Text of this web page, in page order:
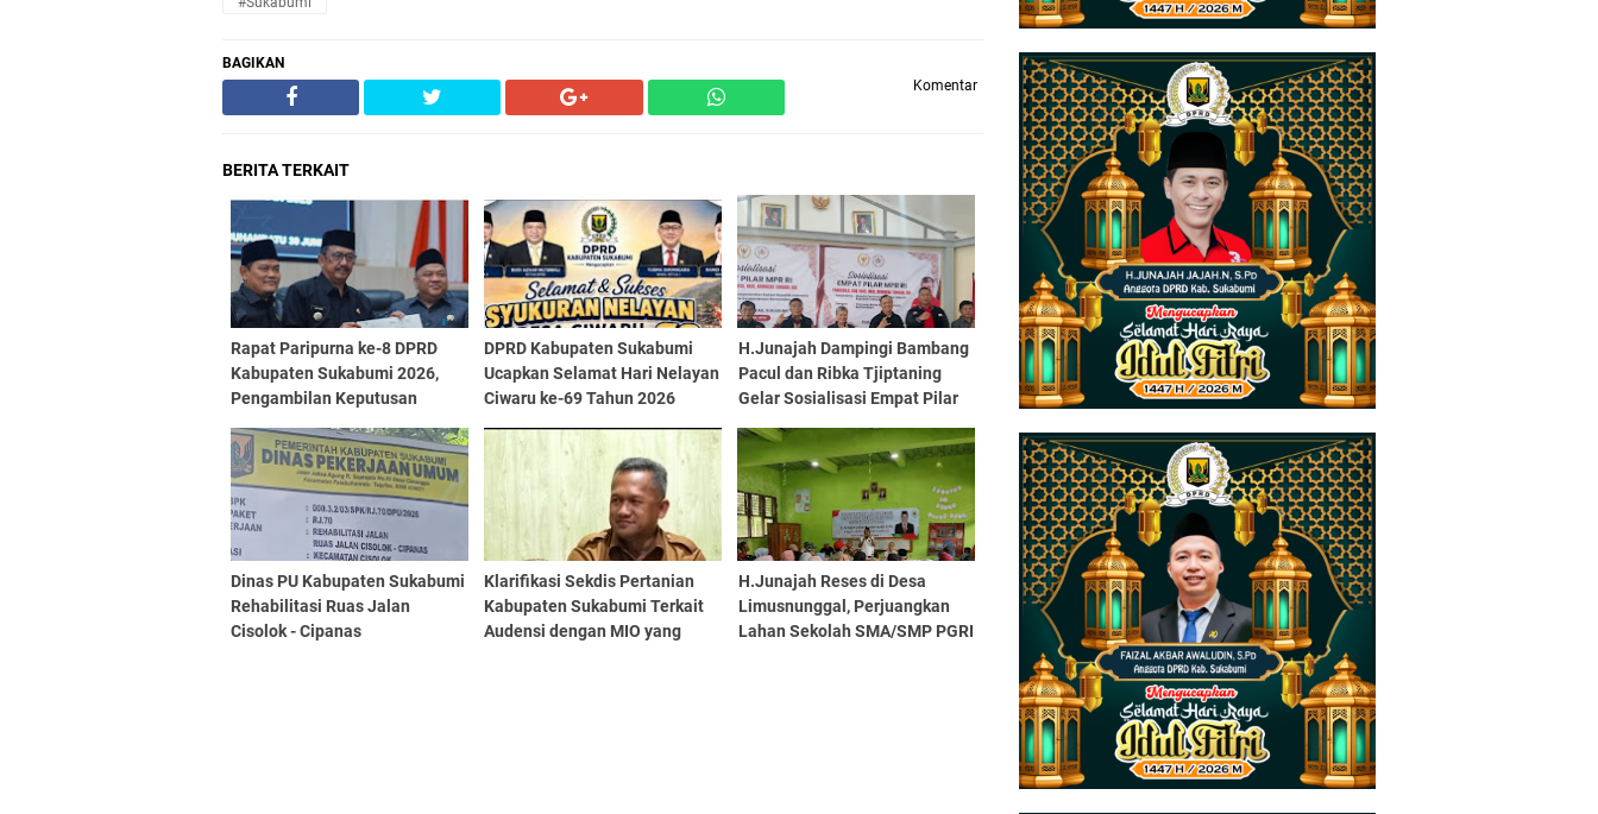
BAGIKAN
Komentar
BERITA TERKAIT
Rapat Paripurna ke-8 DPRD
Kabupaten Sukabumi 2026,
Pengambilan Keputusan
Pertanggungjawaban
Pelaksanaan APBD 2025
DPRD Kabupaten Sukabumi
Ucapkan Selamat Hari Nelayan
Ciwaru ke-69 Tahun 2026
H.Junajah Dampingi Bambang
Pacul dan Ribka Tjiptaning
Gelar Sosialisasi Empat Pilar
Palabuhanratu
Dinas PU Kabupaten Sukabumi
Rehabilitasi Ruas Jalan
Cisolok - Cipanas
Klarifikasi Sekdis Pertanian
Kabupaten Sukabumi Terkait
Audensi dengan MIO yang
H.Junajah Reses di Desa
Limusnunggal, Perjuangkan
Lahan Sekolah SMA/SMP PGRI